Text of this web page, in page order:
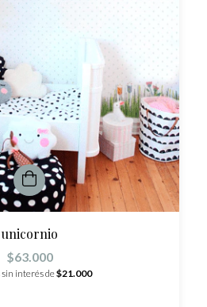
unicornio
$63.000
interés de$21.000